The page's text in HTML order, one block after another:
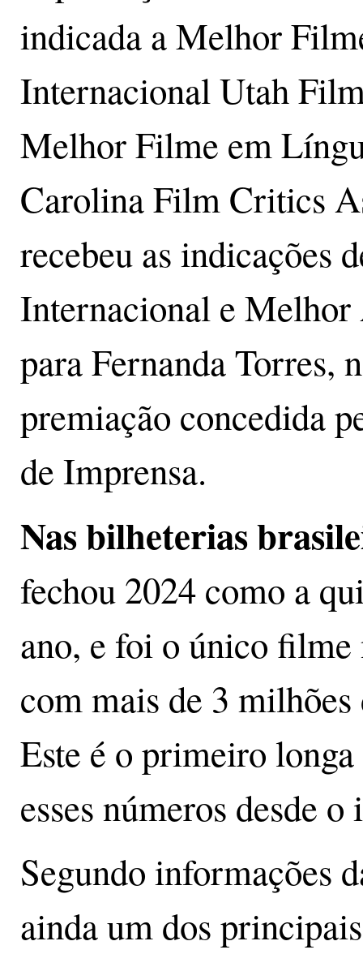
indicada a Melhor
Internacional Utah
Melhor Filme em
Carolina Film Critics
recebeu as indicações
Internacional e
para Fernanda Torres,
premiação concedida
de Imprensa.
Nas bilheterias
fechou 2024 como a
ano, e foi o único
com mais de 3
Este é o primeiro
esses números desde
Segundo informações
ainda um dos